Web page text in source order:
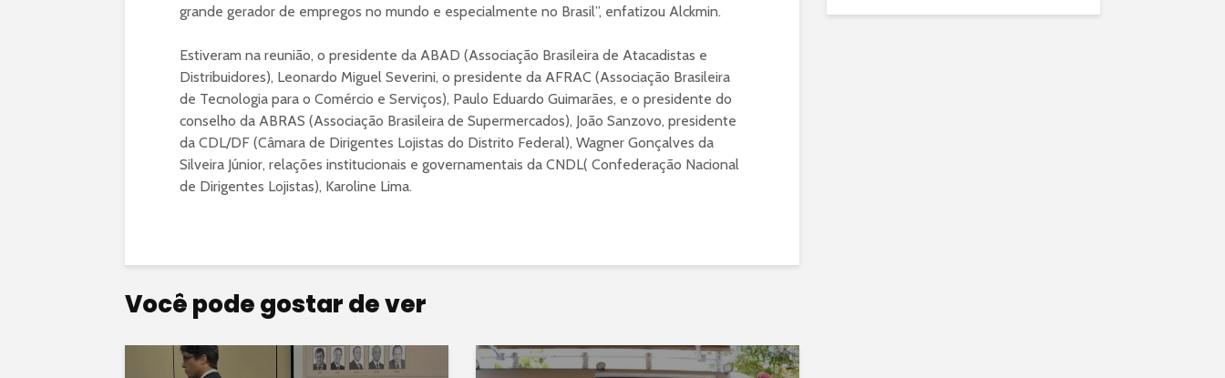
grande gerador de empregos no mundo e especialmente no Brasil”, enfatizou Alckmin.
Estiveram na reunião, o presidente da ABAD (Associação Brasileira de Atacadistas e
Distribuidores), Leonardo Miguel Severini, o presidente da AFRAC (Associação Brasileira
de Tecnologia para o Comércio e Serviços), Paulo Eduardo Guimarães, e o presidente do
conselho da ABRAS (Associação Brasileira de Supermercados), João Sanzovo, presidente
da CDL/DF (Câmara de Dirigentes Lojistas do Distrito Federal), Wagner Gonçalves da
Silveira Júnior, relações institucionais e governamentais da CNDL( Confederação Nacional
de Dirigentes Lojistas), Karoline Lima.
Você pode gostar de ver